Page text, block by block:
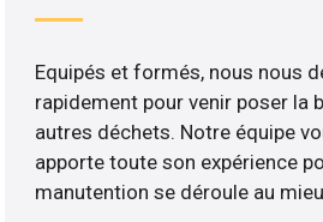
Equipés et formés, nous nous
rapidement pour venir poser la
autres déchets. Notre équipe
apporte toute son expérience
manutention se déroule au